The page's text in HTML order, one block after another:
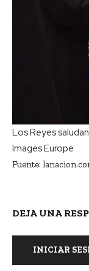
Los Reyes
Images Europe
Fuente:
DEJA UNA
INICIAR